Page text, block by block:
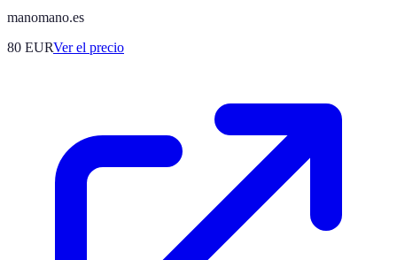
manomano.es
80 EURVer el precio